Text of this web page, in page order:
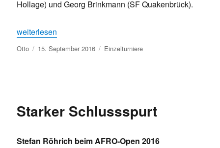
Hollage) und Georg Brinkmann (SF Quakenbrück).
„STM Runde 2: Vier Spieler noch ohne Punktverlust“
weiterlesen
Autor
Otto Veröffentlicht
am
15. September 2016 Kategorien
Einzelturniere
Starker Schlussspurt
Stefan Röhrich beim AFRO-Open 2016